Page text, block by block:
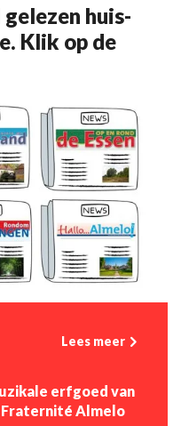
huis-
Klik op de
Lees meer
erfgoed van
Fraternité Almelo